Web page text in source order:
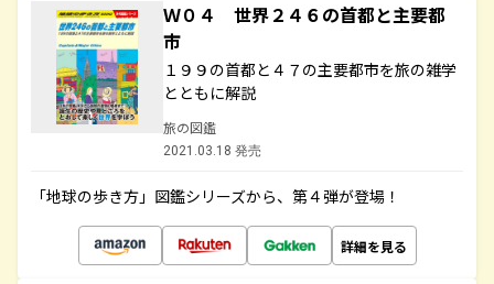
Ｗ０４ 世界２４６の首都と主要都
市
１９９の首都と４７の主要都市を旅の雑学
とともに解説
旅の図鑑
2021.03.18 発売
「地球の歩き方」図鑑シリーズから、第４弾が登場！
詳細を見る